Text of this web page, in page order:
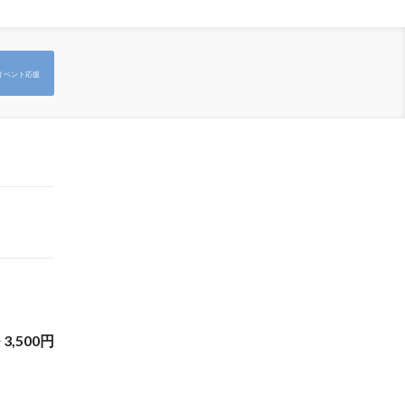
ベント応援
3,500円